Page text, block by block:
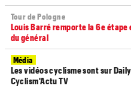
Tour de Pologne
Louis Barré remporte la 6e étape
du général
Média
Les vidéos cyclisme sont sur
Cyclism'Actu TV